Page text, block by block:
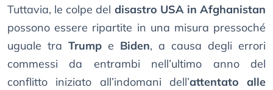
Tuttavia, le colpe del disastro USA in Afghanistan
possono essere ripartite in una misura pressoché
uguale tra Trump e Biden, a causa degli errori
commessi da entrambi nell’ultimo anno del
conflitto iniziato all’indomani dell’attentato alle